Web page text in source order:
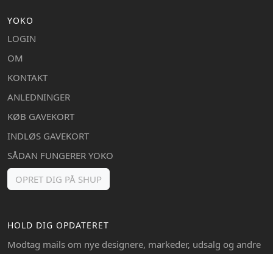
YOKO
LOGIN
OM
KONTAKT
ANLEDNINGER
KØB GAVEKORT
INDLØS GAVEKORT
SÅDAN FUNGERER YOKO
OPRET DIG PÅ SHUP
HOLD DIG OPDATERET
Modtag mails om nye designere, markeder, udsalg og andre